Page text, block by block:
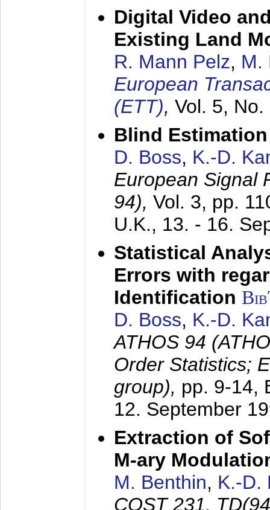
Digital Video
Existing Land
R. Mann Pelz, M.
European
(ETT), Vol. 5,
Blind
D. Boss, K.-D.
European Signal
94), Vol. 3, pp.
U.K., 13. - 16.
Statistical
Errors with
Identification
D. Boss, K.-D.
ATHOS 94
Order Statistics;
group), pp. 9-14,
12. September
Extraction of
M-ary
M. Benthin, K.-D.
COST 231,